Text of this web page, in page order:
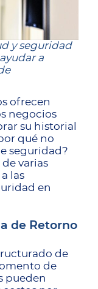
y seguridad
a
ofrecen
negocios
su historial
qué no
seguridad?
varias
las
en
de Retorno
de
de
pueden